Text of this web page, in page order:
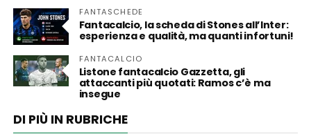
FANTASCHEDE
Fantacalcio, la scheda di Stones all’Inter:
esperienza e qualità, ma quanti infortuni!
FANTACALCIO
Listone fantacalcio Gazzetta, gli
attaccanti più quotati: Ramos c’è ma
insegue
DI PIÙ IN RUBRICHE